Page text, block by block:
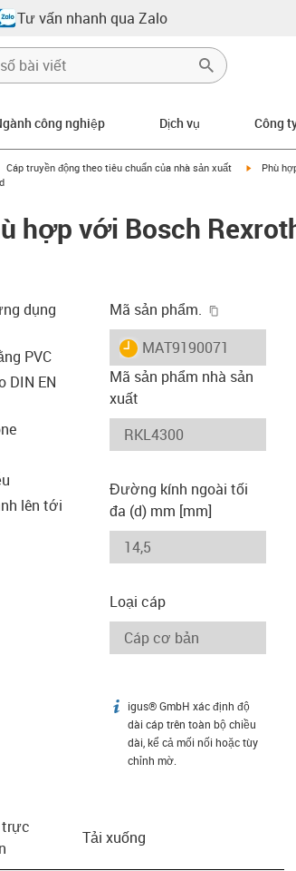
Tư vấn nhanh qua Zalo
công nghiệp Dịch vụ Công
igus-icon-arrow-right
Cáp truyền động theo tiêu chuẩn của nhà sản xuất igus-Phù
hợp với Bosch
dụng
PVC
DIN EN
lên tới
Mã sản phẩm.
igus-icon-lieferzeit
MAT9190071
Mã sản phẩm nhà sản
xuất
Đường kính ngoài tối
đa (d) mm [mm]
Loại cáp
igus-icon-info
igus® GmbH xác định độ
dài cáp trên toàn bộ chiều
dài, kể cả mối nối hoặc tùy
chỉnh mờ.
trực
Tải xuống